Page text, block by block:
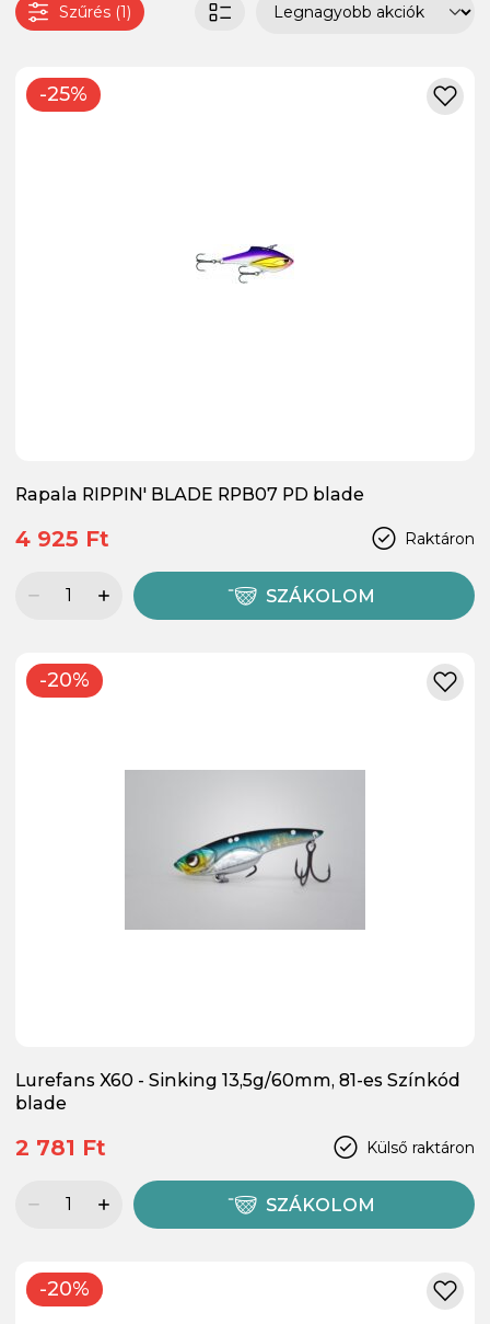
Szűrés (1)
-25%
Rapala RIPPIN' BLADE RPB07 PD blade
Raktáron
4 925 Ft
SZÁKOLOM
-20%
Lurefans X60 - Sinking 13,5g/60mm, 81-es Színkód
blade
Külső raktáron
2 781 Ft
SZÁKOLOM
-20%